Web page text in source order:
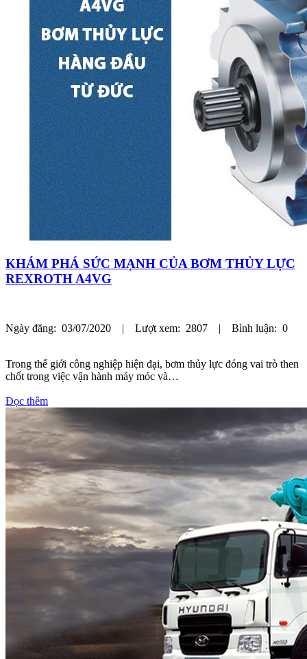
KHÁM PHÁ SỨC MẠNH CỦA BƠM THỦY LỰC
REXROTH A4VG
Ngày đăng: 03/07/2020 | Lượt xem: 2807 | Bình luận: 0
Trong thế giới công nghiệp hiện đại, bơm thủy lực đóng vai trò then
chốt trong việc vận hành máy móc và…
Đọc thêm